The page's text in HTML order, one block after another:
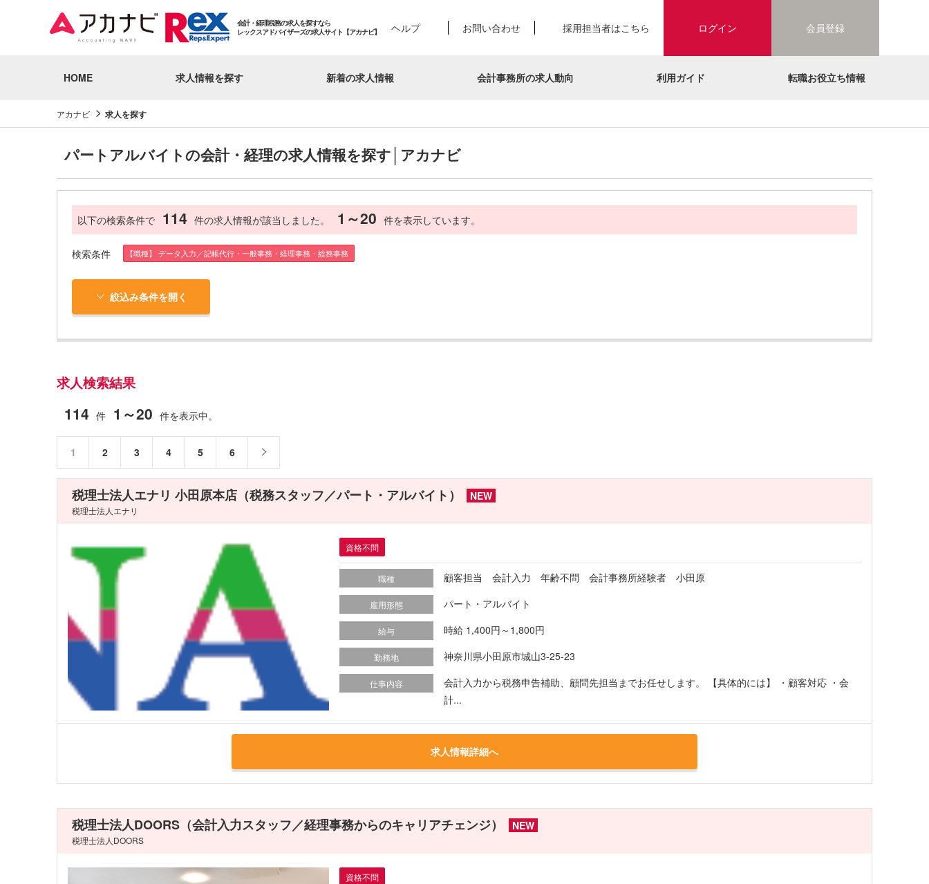
会計・経理税務の求人を探すなら
レックスアドバイザーズの求人サイト【アカナビ】
ヘルプ お問い合わせ 採用担当者はこちら ログイン 会員登録
HOME 求人情報を探す 新着の求人情報 会計事務所の求人動向 利用ガイド 転職お役立ち情報
アカナビ 求人を探す
パートアルバイトの会計・経理の求人情報を探す│アカナビ
以下の検索条件で 114 件の求人情報が該当しました。 1～20 件を表示しています。
検索条件 【職種】 データ入力／記帳代行・一般事務・経理事務・総務事務
絞込み条件を開く
求人検索結果
114 件 1～20 件を表示中。
1 2 3 4 5 6
税理士法人エナリ 小田原本店（税務スタッフ／パート・アルバイト） NEW
税理士法人エナリ
資格不問
職種 顧客担当 会計入力 年齢不問 会計事務所経験者 小田原
雇用形態 パート・アルバイト
給与 時給 1,400円～1,800円
勤務地 神奈川県小田原市城山3-25-23
仕事内容
会計入力から税務申告補助、顧問先担当までお任せします。 【具体的には】 ・顧客対応 ・会
計...
求人情報詳細へ
税理士法人DOORS（会計入力スタッフ／経理事務からのキャリアチェンジ） NEW
税理士法人DOORS
資格不問